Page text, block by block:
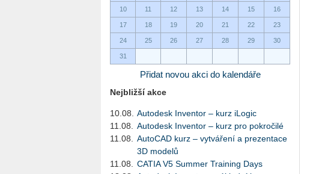
10 11 12 13 14 15 16
17 18 19 20 21 22 23
24 25 26 27 28 29 30
31
Přidat novou akci do kalendáře
Nejbližší akce
10.08.
Autodesk Inventor – kurz iLogic
11.08.
Autodesk Inventor – kurz pro pokročilé
11.08.
AutoCAD kurz – vytváření a prezentace
3D modelů
11.08.
CATIA V5 Summer Training Days